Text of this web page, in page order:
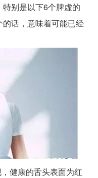
别是以下6个脾虚的
话，意味着可能已经
健康的舌头表面为红